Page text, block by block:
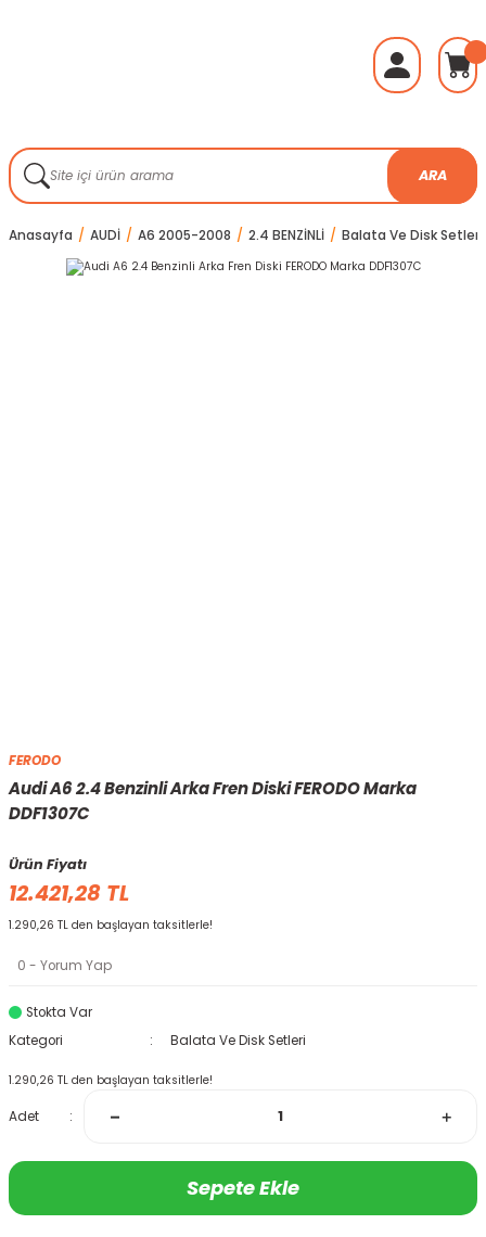
ARA
Anasayfa AUDİ A6 2005-2008 2.4 BENZİNLİ Balata Ve Disk Setleri
FERODO
Audi A6 2.4 Benzinli Arka Fren Diski FERODO Marka
DDF1307C
Ürün Fiyatı
12.421,28 TL
1.290,26 TL den başlayan taksitlerle!
0 - Yorum Yap
Stokta Var
Kategori
Balata Ve Disk Setleri
1.290,26 TL den başlayan taksitlerle!
Adet
Sepete Ekle